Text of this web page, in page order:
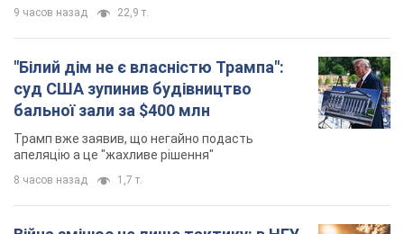
9 часов назад 22,9 т.
"Білий дім не є власністю Трампа":
суд США зупинив будівництво
бальної зали за $400 млн
Трамп вже заявив, що негайно подасть
апеляцію а це "жахливе рішення"
8 часов назад 1,7 т.